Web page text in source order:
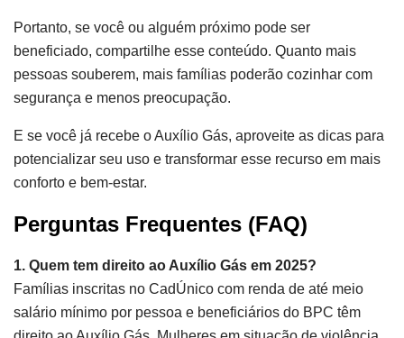
Portanto, se você ou alguém próximo pode ser
beneficiado, compartilhe esse conteúdo. Quanto mais
pessoas souberem, mais famílias poderão cozinhar com
segurança e menos preocupação.
E se você já recebe o Auxílio Gás, aproveite as dicas para
potencializar seu uso e transformar esse recurso em mais
conforto e bem-estar.
Perguntas Frequentes (FAQ)
1. Quem tem direito ao Auxílio Gás em 2025?
Famílias inscritas no CadÚnico com renda de até meio
salário mínimo por pessoa e beneficiários do BPC têm